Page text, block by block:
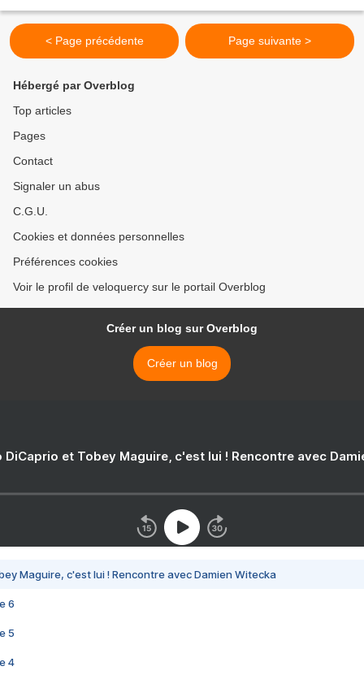
< Page précédente Page suivante >
Hébergé par Overblog
Top articles
Pages
Contact
Signaler un abus
C.G.U.
Cookies et données personnelles
Préférences cookies
Voir le profil de veloquercy sur le portail Overblog
Créer un blog sur Overblog
Créer un blog
DiCaprio et Tobey Maguire, c'est lui ! Rencontre avec
Maguire, c'est lui ! Rencontre avec Damien Witecka
6
5
4